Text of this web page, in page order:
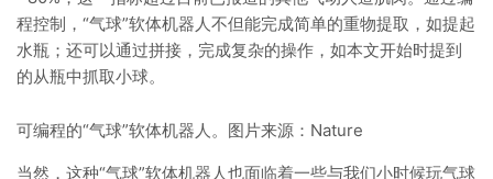
程控制，“气球”软体机器人不但能完成简单的重物提取，如提起
水瓶；还可以通过拼接，完成复杂的操作，如本文开始时提到
的从瓶中抓取小球。
可编程的“气球”软体机器人。图片来源：Nature
当然，这种“气球”软体机器人也面临着一些与我们小时候玩气球